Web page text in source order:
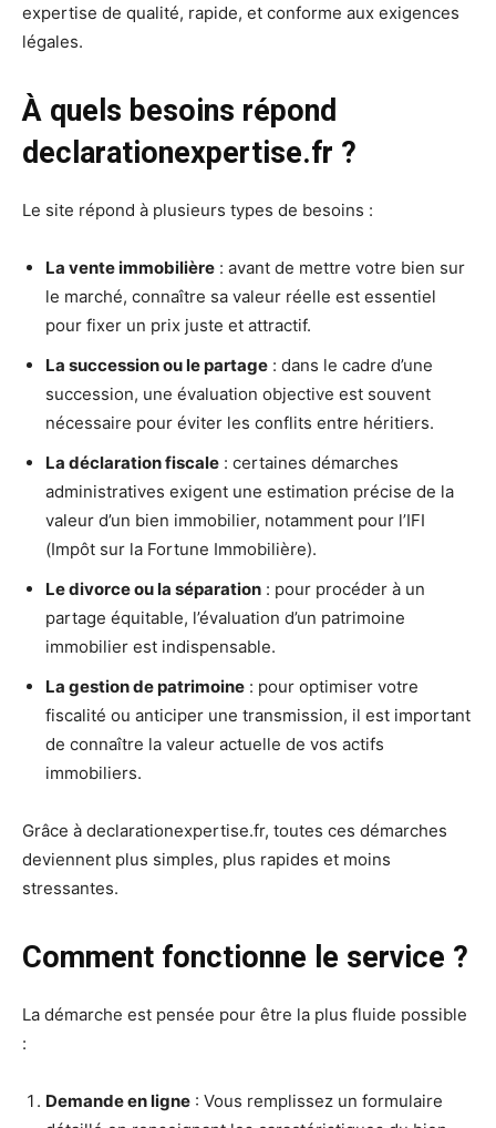
expertise de qualité, rapide, et conforme aux exigences
légales.
À quels besoins répond
declarationexpertise.fr ?
Le site répond à plusieurs types de besoins :
La vente immobilière : avant de mettre votre bien sur
le marché, connaître sa valeur réelle est essentiel
pour fixer un prix juste et attractif.
La succession ou le partage : dans le cadre d’une
succession, une évaluation objective est souvent
nécessaire pour éviter les conflits entre héritiers.
La déclaration fiscale : certaines démarches
administratives exigent une estimation précise de la
valeur d’un bien immobilier, notamment pour l’IFI
(Impôt sur la Fortune Immobilière).
Le divorce ou la séparation : pour procéder à un
partage équitable, l’évaluation d’un patrimoine
immobilier est indispensable.
La gestion de patrimoine : pour optimiser votre
fiscalité ou anticiper une transmission, il est important
de connaître la valeur actuelle de vos actifs
immobiliers.
Grâce à declarationexpertise.fr, toutes ces démarches
deviennent plus simples, plus rapides et moins
stressantes.
Comment fonctionne le service ?
La démarche est pensée pour être la plus fluide possible
:
Demande en ligne : Vous remplissez un formulaire